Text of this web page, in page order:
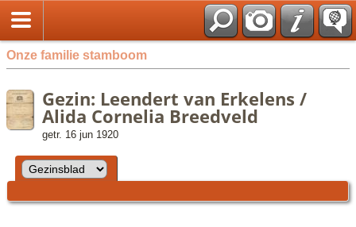
Onze familie stamboom
Gezin: Leendert van Erkelens /
Alida Cornelia Breedveld
getr. 16 jun 1920